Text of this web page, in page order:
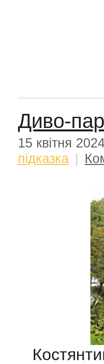
Диво-
15 квітня
підказка